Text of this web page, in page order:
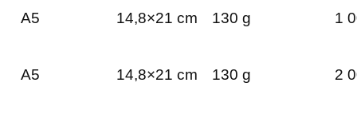
A5 14,8×21 cm 130 g 1
A5 14,8×21 cm 130 g 2